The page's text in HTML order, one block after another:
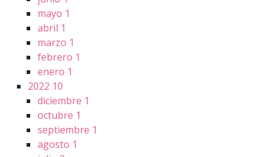
mayo 1
abril 1
marzo 1
febrero 1
enero 1
2022 10
diciembre 1
octubre 1
septiembre 1
agosto 1